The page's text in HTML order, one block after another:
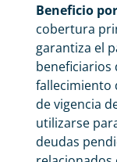
Beneficio
cobertura
garantiza el
beneficiarios
fallecimiento
de vigencia
utilizarse
deudas